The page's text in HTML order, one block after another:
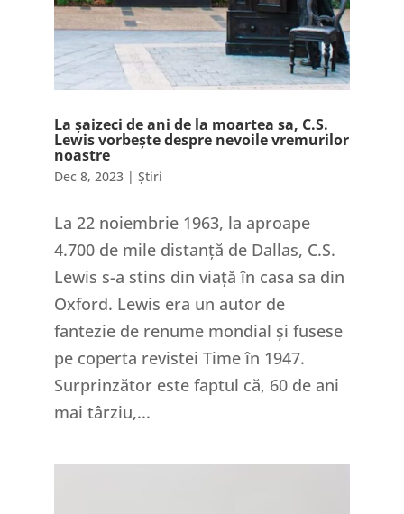
La șaizeci de ani de la moartea sa, C.S.
Lewis vorbește despre nevoile vremurilor
noastre
Dec 8, 2023| Știri
La 22 noiembrie 1963, la aproape
4.700 de mile distanță de Dallas, C.S.
Lewis s-a stins din viață în casa sa din
Oxford. Lewis era un autor de
fantezie de renume mondial și fusese
pe coperta revistei Time în 1947.
Surprinzător este faptul că, 60 de ani
mai târziu,...